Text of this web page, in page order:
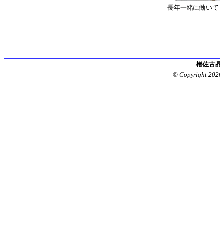
長年一緒に働い
楮佐古
© Copyright